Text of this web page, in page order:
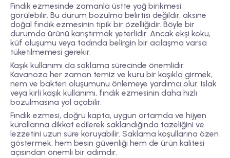
Fındık ezmesinde zamanla üstte yağ birikmesi
görülebilir. Bu durum bozulma belirtisi değildir, aksine
doğal fındık ezmesinin tipik bir özelliğidir. Böyle bir
durumda ürünü karıştırmak yeterlidir. Ancak ekşi koku,
küf oluşumu veya tadında belirgin bir acılaşma varsa
tüketilmemesi gerekir.
Kaşık kullanımı da saklama sürecinde önemlidir.
Kavanoza her zaman temiz ve kuru bir kaşıkla girmek,
nem ve bakteri oluşumunu önlemeye yardımcı olur. Islak
veya kirli kaşık kullanımı, fındık ezmesinin daha hızlı
bozulmasına yol açabilir.
Fındık ezmesi, doğru kapta, uygun ortamda ve hijyen
kurallarına dikkat edilerek saklandığında tazeliğini ve
lezzetini uzun süre koruyabilir. Saklama koşullarına özen
göstermek, hem besin güvenliği hem de ürün kalitesi
açısından önemli bir adımdır.